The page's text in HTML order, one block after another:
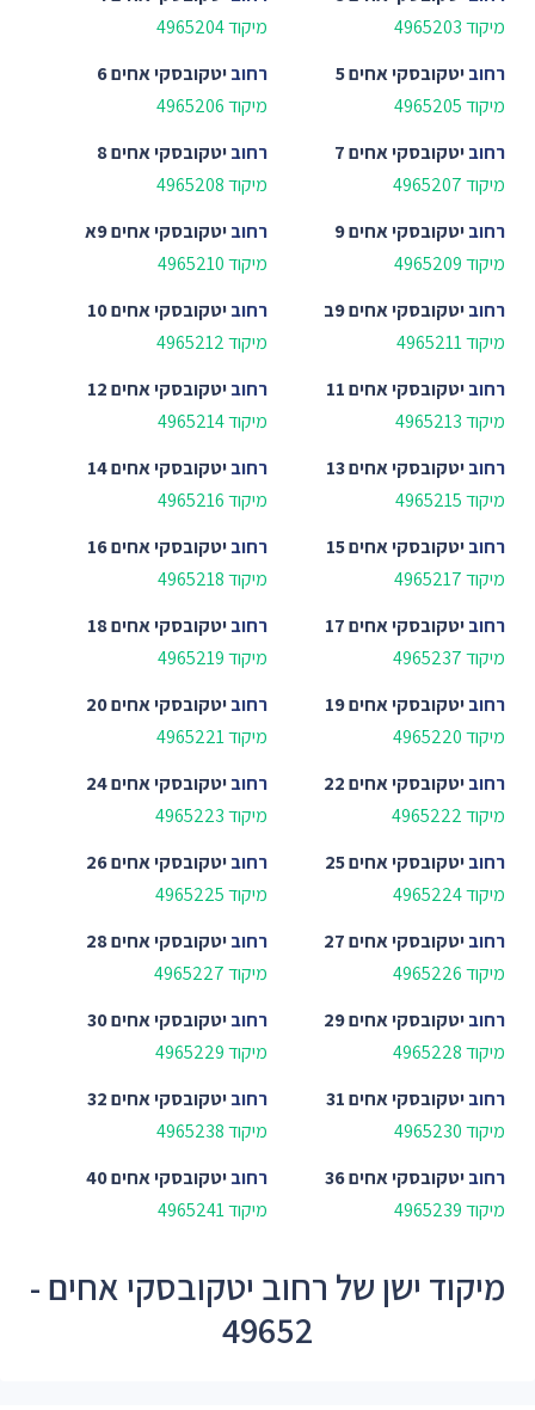
מיקוד 4965203
מיקוד 4965204
רחוביטקובסקי אחים 5
מיקוד 4965205
רחוביטקובסקי אחים 6
מיקוד 4965206
רחוביטקובסקי אחים 7
מיקוד 4965207
רחוביטקובסקי אחים 8
מיקוד 4965208
רחוביטקובסקי אחים 9
מיקוד 4965209
רחוביטקובסקי אחים 9א
מיקוד 4965210
רחוביטקובסקי אחים 9ב
מיקוד 4965211
רחוביטקובסקי אחים 10
מיקוד 4965212
רחוביטקובסקי אחים 11
מיקוד 4965213
רחוביטקובסקי אחים 12
מיקוד 4965214
רחוביטקובסקי אחים 13
מיקוד 4965215
רחוביטקובסקי אחים 14
מיקוד 4965216
רחוביטקובסקי אחים 15
מיקוד 4965217
רחוביטקובסקי אחים 16
מיקוד 4965218
רחוביטקובסקי אחים 17
מיקוד 4965237
רחוביטקובסקי אחים 18
מיקוד 4965219
רחוביטקובסקי אחים 19
מיקוד 4965220
רחוביטקובסקי אחים 20
מיקוד 4965221
רחוביטקובסקי אחים 22
מיקוד 4965222
רחוביטקובסקי אחים 24
מיקוד 4965223
רחוביטקובסקי אחים 25
מיקוד 4965224
רחוביטקובסקי אחים 26
מיקוד 4965225
רחוביטקובסקי אחים 27
מיקוד 4965226
רחוביטקובסקי אחים 28
מיקוד 4965227
רחוביטקובסקי אחים 29
מיקוד 4965228
רחוביטקובסקי אחים 30
מיקוד 4965229
רחוביטקובסקי אחים 31
מיקוד 4965230
רחוביטקובסקי אחים 32
מיקוד 4965238
רחוביטקובסקי אחים 36
מיקוד 4965239
רחוביטקובסקי אחים 40
מיקוד 4965241
מיקוד ישן של רחוב יטקובסקי אחים -
49652